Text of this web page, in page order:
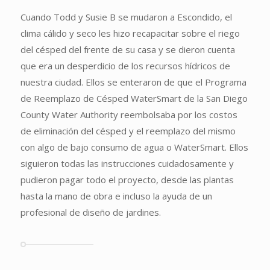
Cuando Todd y Susie B se mudaron a Escondido, el
clima cálido y seco les hizo recapacitar sobre el riego
del césped del frente de su casa y se dieron cuenta
que era un desperdicio de los recursos hídricos de
nuestra ciudad. Ellos se enteraron de que el Programa
de Reemplazo de Césped WaterSmart de la San Diego
County Water Authority reembolsaba por los costos
de eliminación del césped y el reemplazo del mismo
con algo de bajo consumo de agua o WaterSmart. Ellos
siguieron todas las instrucciones cuidadosamente y
pudieron pagar todo el proyecto, desde las plantas
hasta la mano de obra e incluso la ayuda de un
profesional de diseño de jardines.